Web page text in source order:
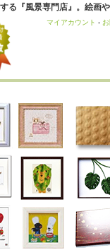
る『風景専門店』。絵
マイアカウント -